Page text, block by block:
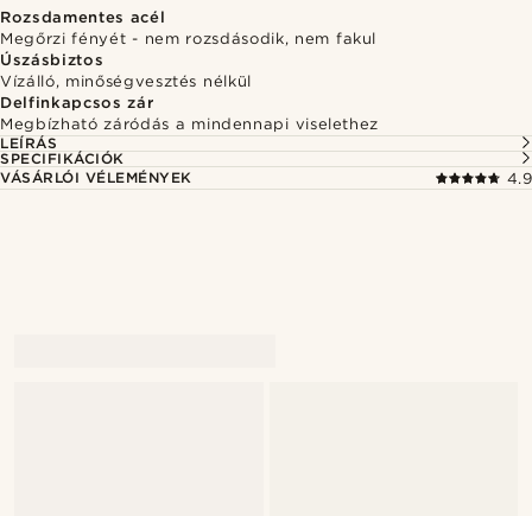
Rozsdamentes acél
Megőrzi fényét - nem rozsdásodik, nem fakul
Úszásbiztos
Vízálló, minőségvesztés nélkül
Delfinkapcsos zár
Megbízható záródás a mindennapi viselethez
LEÍRÁS
SPECIFIKÁCIÓK
VÁSÁRLÓI VÉLEMÉNYEK
4.9